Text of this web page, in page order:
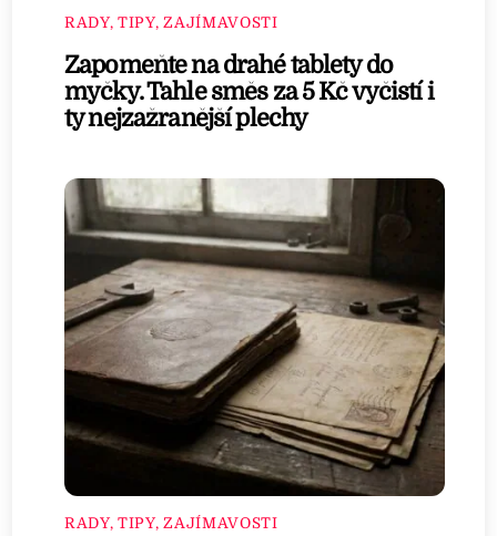
RADY, TIPY, ZAJÍMAVOSTI
Zapomeňte na drahé tablety do
myčky. Tahle směs za 5 Kč vyčistí i
ty nejzažranější plechy
RADY, TIPY, ZAJÍMAVOSTI